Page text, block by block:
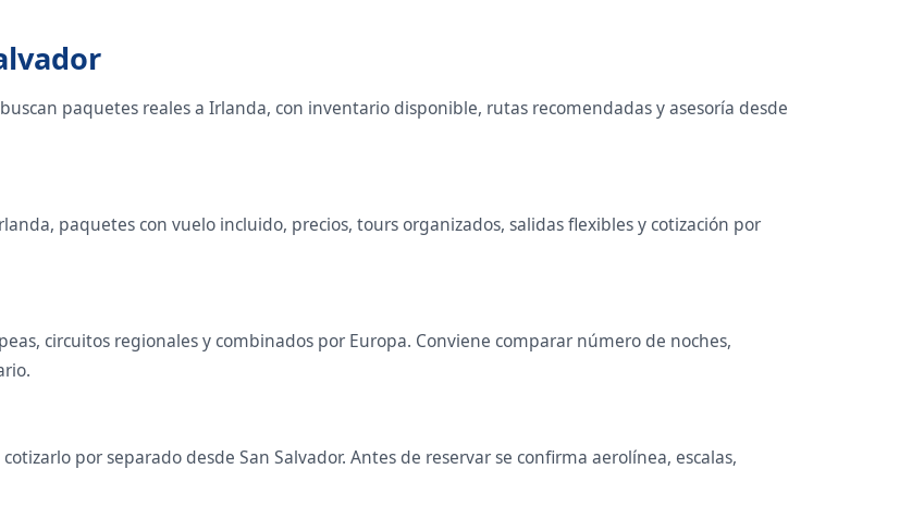
paquetes reales a Irlanda, con inventario disponible, rutas recomendadas y asesoría desde
paquetes con vuelo incluido, precios, tours organizados, salidas flexibles y cotización por
circuitos regionales y combinados por Europa. Conviene comparar número de noches,
por separado desde San Salvador. Antes de reservar se confirma aerolínea, escalas,